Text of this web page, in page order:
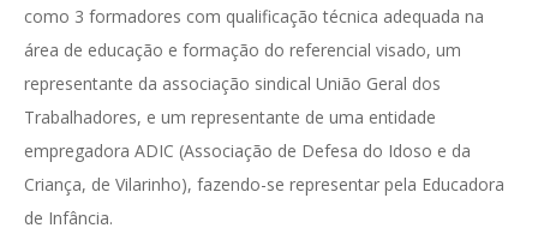
como 3 formadores com qualificação técnica adequada na
área de educação e formação do referencial visado, um
representante da associação sindical União Geral dos
Trabalhadores, e um representante de uma entidade
empregadora ADIC (Associação de Defesa do Idoso e da
Criança, de Vilarinho), fazendo-se representar pela Educadora
de Infância.